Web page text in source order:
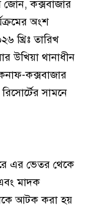
জোন, কক্সবাজার
অংশ
খ্রিঃ তারিখ
উখিয়া থানাধীন
কক্সবাজার
সামনে
এর ভেতর থেকে
মাদক
আটক করা হয়